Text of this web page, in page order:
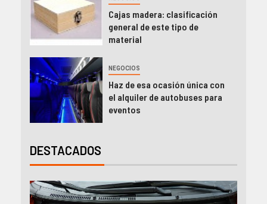
Cajas madera: clasificación
general de este tipo de
material
NEGOCIOS
Haz de esa ocasión única con
el alquiler de autobuses para
eventos
DESTACADOS